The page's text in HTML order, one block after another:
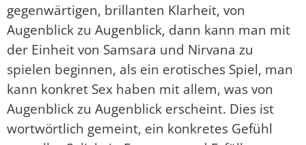
gegenwärtigen, brillanten Klarheit, von
Augenblick zu Augenblick, dann kann man mit
der Einheit von Samsara und Nirvana zu
spielen beginnen, als ein erotisches Spiel, man
kann konkret Sex haben mit allem, was von
Augenblick zu Augenblick erscheint. Dies ist
wortwörtlich gemeint, ein konkretes Gefühl